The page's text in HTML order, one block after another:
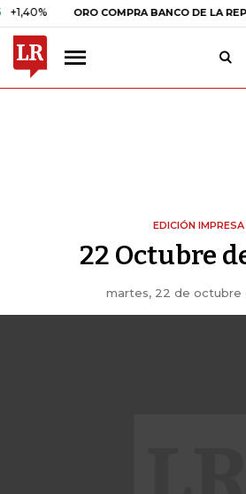
ORO COMPRA BANCO DE LA
EDICIÓN IMPRESA
22 Octubre
martes, 22 de octubre